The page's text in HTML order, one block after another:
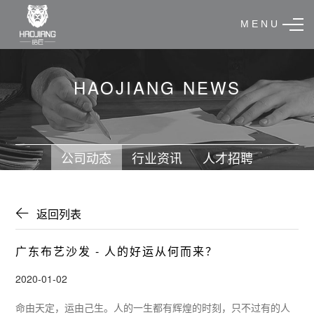
M E N U
HAOJIANG NEWS
公司动态 行业资讯 人才招聘
返回列表
广东布艺沙发 - 人的好运从何而来？
2020-01-02
命由天定，运由己生。人的一生都有辉煌的时刻，只不过有的人